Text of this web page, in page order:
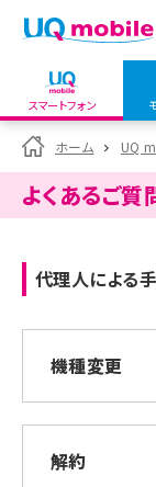
スマートフォン
my UQ
UQ
My UQ
UQ
UQ
オンライ
UQ
UQ
販売店舗
UQ
ホーム UQ
よくあるご質
代理人による
機種変更
解約